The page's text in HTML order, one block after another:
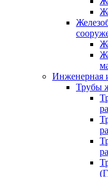
Инженерная
Трубы